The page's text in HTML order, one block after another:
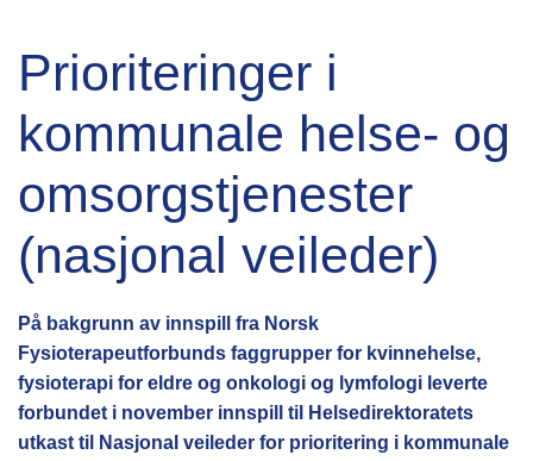
Prioriteringer i
kommunale helse- og
omsorgstjenester
(nasjonal veileder)
På bakgrunn av innspill fra Norsk
Fysioterapeutforbunds faggrupper for kvinnehelse,
fysioterapi for eldre og onkologi og lymfologi leverte
forbundet i november innspill til Helsedirektoratets
utkast til Nasjonal veileder for prioritering i kommunale